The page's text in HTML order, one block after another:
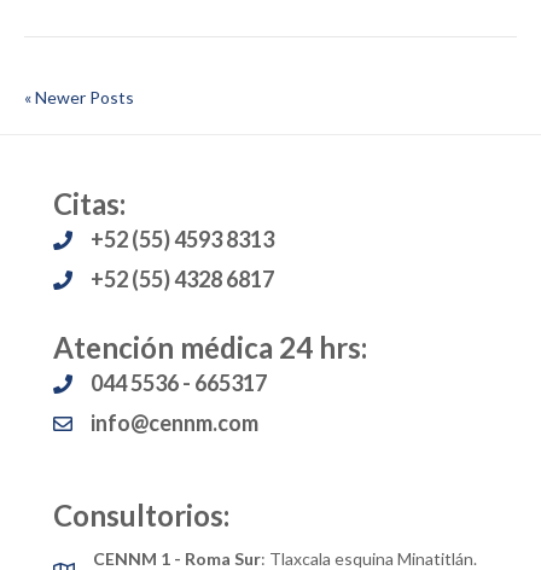
« Newer Posts
Citas:
+52 (55) 4593 8313
+52 (55) 4328 6817
Atención médica 24 hrs:
044 5536 - 665317
info@cennm.com
Consultorios:
CENNM 1 - Roma Sur: Tlaxcala esquina Minatitlán.